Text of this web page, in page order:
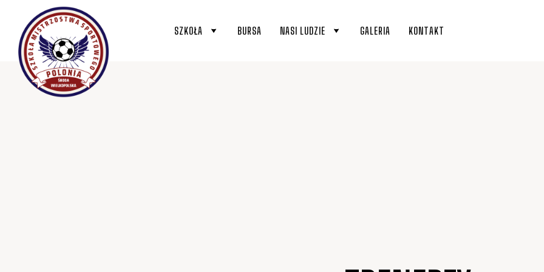
SZKOŁA BURSA NASI LUDZIE GALERIA KONTAKT